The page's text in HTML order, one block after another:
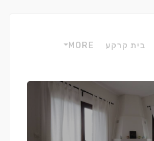
בית קרקע MORE